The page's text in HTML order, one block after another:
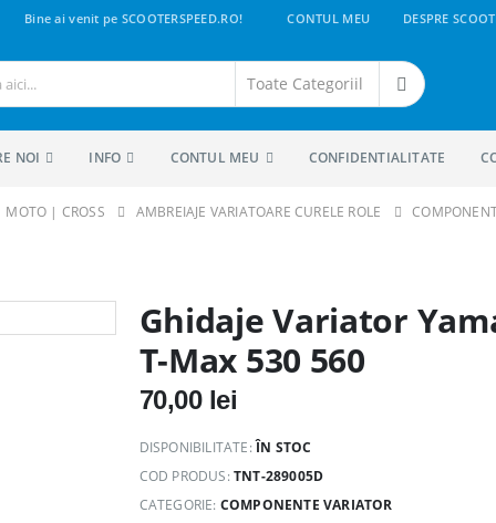
Bine ai venit pe SCOOTERSPEED.RO! CONTUL MEU DESPRE
NOI INFO CONTUL MEU CONFIDENTIALITATE
MOTO | CROSS AMBREIAJE VARIATOARE CURELE ROLE
Ghidaje Variator
T-Max 530 560
70,00 lei
DISPONIBILITATE:ÎN STOC
COD PRODUS:TNT-289005D
CATEGORIE: COMPONENTE VARIATOR